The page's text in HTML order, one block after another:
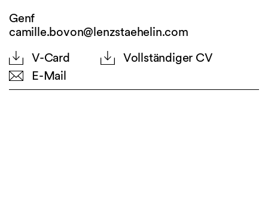
Genf
camille.bovon@lenzstaehelin.com
V-Card
Vollständiger CV
E-Mail